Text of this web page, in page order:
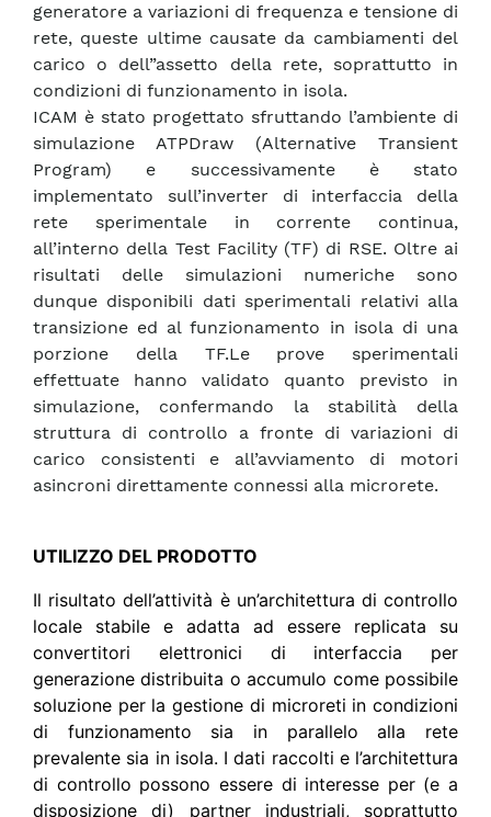
generatore a variazioni di frequenza e tensione di
rete, queste ultime causate da cambiamenti del
carico o dell”assetto della rete, soprattutto in
condizioni di funzionamento in isola.
ICAM è stato progettato sfruttando l’ambiente di
simulazione ATPDraw (Alternative Transient
Program) e successivamente è stato
implementato sull’inverter di interfaccia della
rete sperimentale in corrente continua,
all’interno della Test Facility (TF) di RSE. Oltre ai
risultati delle simulazioni numeriche sono
dunque disponibili dati sperimentali relativi alla
transizione ed al funzionamento in isola di una
porzione della TF.Le prove sperimentali
effettuate hanno validato quanto previsto in
simulazione, confermando la stabilità della
struttura di controllo a fronte di variazioni di
carico consistenti e all’avviamento di motori
asincroni direttamente connessi alla microrete.
UTILIZZO DEL PRODOTTO
Il risultato dell’attività è un’architettura di controllo
locale stabile e adatta ad essere replicata su
convertitori elettronici di interfaccia per
generazione distribuita o accumulo come possibile
soluzione per la gestione di microreti in condizioni
di funzionamento sia in parallelo alla rete
prevalente sia in isola. I dati raccolti e l’architettura
di controllo possono essere di interesse per (e a
disposizione di) partner industriali, soprattutto